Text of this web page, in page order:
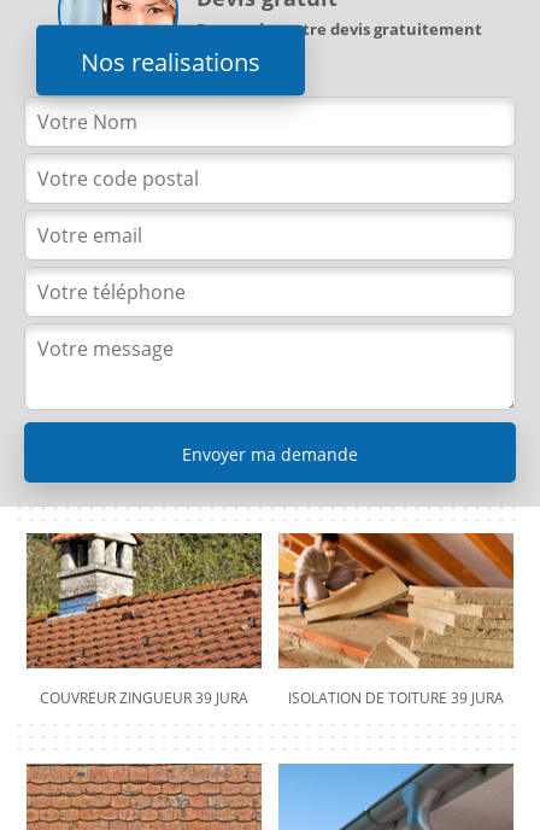
Nos realisations
Demandez votre devis gratuitement
COUVREUR ZINGUEUR 39 JURA ISOLATION DE TOITURE 39 JURA